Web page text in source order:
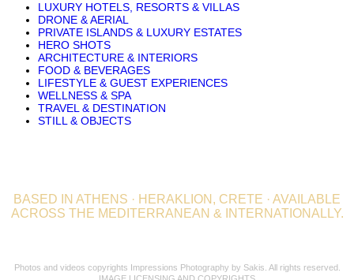
LUXURY HOTELS, RESORTS & VILLAS
DRONE & AERIAL
PRIVATE ISLANDS & LUXURY ESTATES
HERO SHOTS
ARCHITECTURE & INTERIORS
FOOD & BEVERAGES
LIFESTYLE & GUEST EXPERIENCES
WELLNESS & SPA
TRAVEL & DESTINATION
STILL & OBJECTS
BASED IN ATHENS · HERAKLION, CRETE · AVAILABLE
ACROSS THE MEDITERRANEAN & INTERNATIONALLY.
Photos and videos copyrights Impressions Photography by Sakis. All rights reserved.